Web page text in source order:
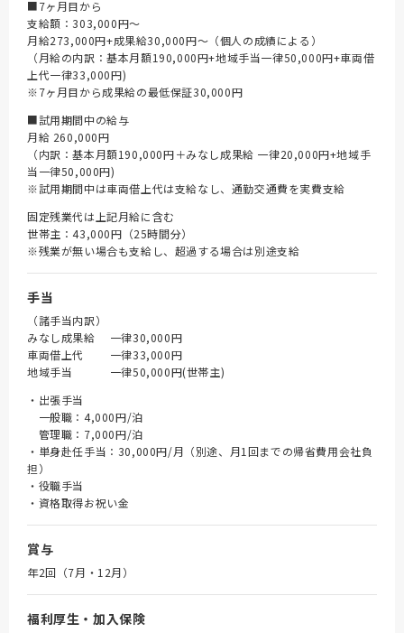
■7ヶ月目から
支給額：303,000円～
月給273,000円+成果給30,000円～（個人の成績による）
（月給の内訳：基本月額190,000円+地域手当一律50,000円+車両借
上代一律33,000円)
※7ヶ月目から成果給の最低保証30,000円
■試用期間中の給与
月給 260,000円
（内訳：基本月額190,000円＋みなし成果給 一律20,000円+地域手
当一律50,000円)
※試用期間中は車両借上代は支給なし、通勤交通費を実費支給
固定残業代は上記月給に含む
世帯主：43,000円（25時間分）
※残業が無い場合も支給し、超過する場合は別途支給
手当
（諸手当内訳）
みなし成果給 一律30,000円
車両借上代 一律33,000円
地域手当 一律50,000円(世帯主)
・出張手当
一般職：4,000円/泊
管理職：7,000円/泊
・単身赴任手当：30,000円/月（別途、月1回までの帰省費用会社負
担）
・役職手当
・資格取得お祝い金
賞与
年2回（7月・12月）
福利厚生・加入保険